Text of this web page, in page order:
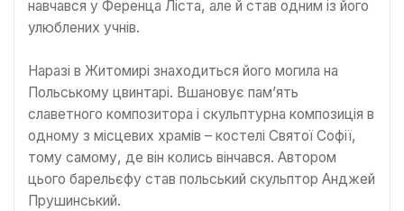
навчався у Ференца Ліста, але й став одним із його
улюблених учнів.
Наразі в Житомирі знаходиться його могила на
Польському цвинтарі. Вшановує пам’ять
славетного композитора і скульптурна композиція в
одному з місцевих храмів – костелі Святої Софії,
тому самому, де він колись вінчався. Автором
цього барельєфу став польський скульптор Анджей
Прушинський.